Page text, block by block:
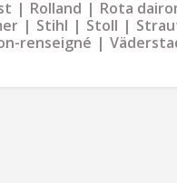
Rolland Rota
Stihl Stoll
renseigné